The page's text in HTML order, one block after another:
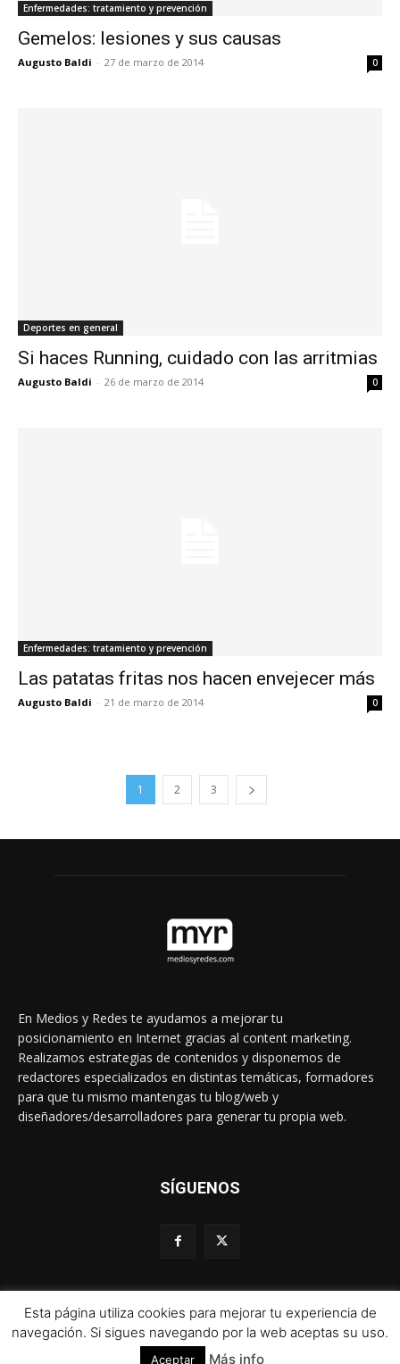
Enfermedades: tratamiento y prevención
Gemelos: lesiones y sus causas
Augusto Baldi - 27 de marzo de 2014 0
Deportes en general
Si haces Running, cuidado con las arritmias
Augusto Baldi - 26 de marzo de 2014 0
Enfermedades: tratamiento y prevención
Las patatas fritas nos hacen envejecer más
Augusto Baldi - 21 de marzo de 2014 0
1 2 3
En Medios y Redes te ayudamos a mejorar tu
posicionamiento en Internet gracias al content marketing.
Realizamos estrategias de contenidos y disponemos de
redactores especializados en distintas temáticas, formadores
para que tu mismo mantengas tu blog/web y
diseñadores/desarrolladores para generar tu propia web.
SÍGUENOS
© 1995-2024 Color Vivo Internet. Otros contenidos se cita fuente.
Esta página utiliza cookies para mejorar tu experiencia de
navegación. Si sigues navegando por la web aceptas su uso.
Aceptar Más info